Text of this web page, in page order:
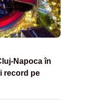
Napoca în
record pe